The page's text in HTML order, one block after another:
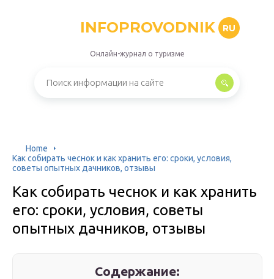
INFOPROVODNIK RU
Онлайн-журнал о туризме
Home
Как собирать чеснок и как хранить его: сроки, условия,
советы опытных дачников, отзывы
Как собирать чеснок и как хранить
его: сроки, условия, советы
опытных дачников, отзывы
Содержание: